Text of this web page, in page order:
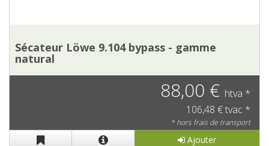
Sécateur Löwe 9.104 bypass - gamme
natural
88,00 € htva *
106,48 € tvac *
* hors frais de transport
Ajouter